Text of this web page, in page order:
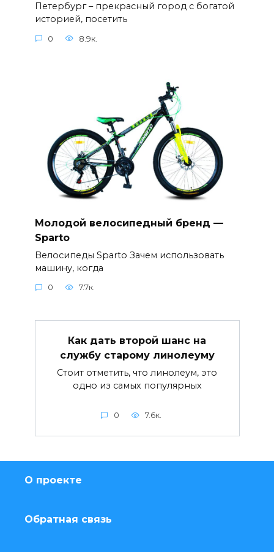
Петербург – прекрасный город с богатой
историей, посетить
0 8.9к.
Молодой велосипедный бренд —
Sparto
Велосипеды Sparto Зачем использовать
машину, когда
0 7.7к.
Как дать второй шанс на
службу старому линолеуму
Стоит отметить, что линолеум, это
одно из самых популярных
0 7.6к.
О проекте
Обратная связь